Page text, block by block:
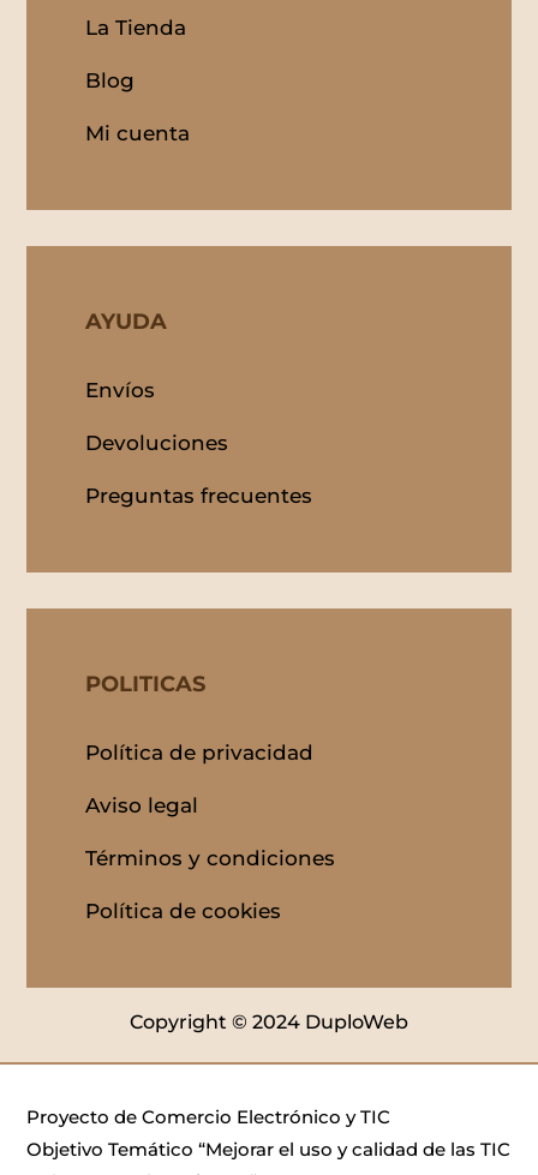
La Tienda
Blog
Mi cuenta
AYUDA
Envíos
Devoluciones
Preguntas frecuentes
POLITICAS
Política de privacidad
Aviso legal
Términos y condiciones
Política de cookies
Copyright © 2024 DuploWeb
Proyecto de Comercio Electrónico y TIC
Objetivo Temático “Mejorar el uso y calidad de las TIC